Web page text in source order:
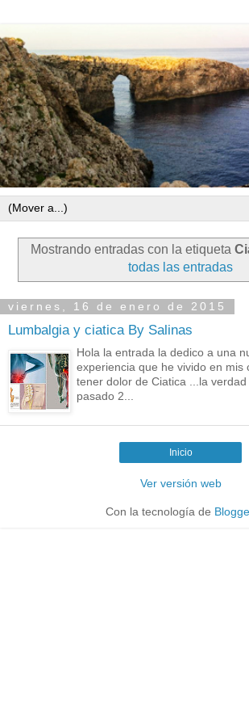
Mostrando entradas con la etiqueta
todas las entradas
viernes, 16 de enero de 2015
Lumbalgia y ciatica By Salinas
Hola la entrada la dedico a una
experiencia que he vivido en mis
tener dolor de Ciatica ...la
pasado 2...
Inicio
Ver versión web
Con la tecnología de